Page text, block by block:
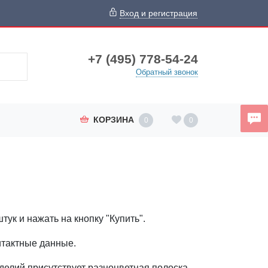
Вход и регистрация
+7 (495) 778-54-24
Обратный звонок
КОРЗИНА 0 0
и нажать на кнопку "Купить".
данные.